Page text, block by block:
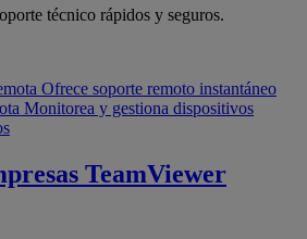
técnico rápidos y seguros.
Ofrece soporte remoto instantáneo
Monitorea y gestiona dispositivos
TeamViewer